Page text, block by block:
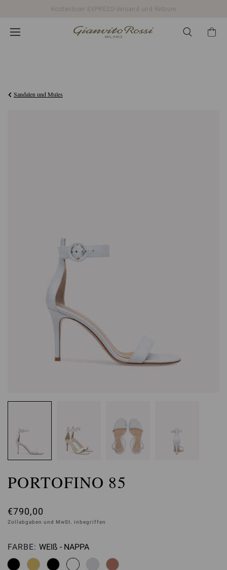
Kostenloser EXPRESS-Versand und Retoure
Sandalen und Mules
PORTOFINO 85
€790,00
Zollabgaben und MwSt. inbegriffen
FARBE: Bitte auswählen
WEIß - NAPPA